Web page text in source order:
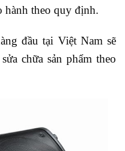
hành theo quy định.
đầu tại Việt Nam sẽ
chữa sản phẩm theo